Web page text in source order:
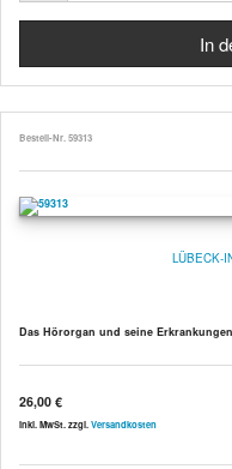
Bestell-Nr. 59313
LÜBECK-
Das Hörorgan und seine
26,00 €
inkl. MwSt. zzgl. Versandkosten